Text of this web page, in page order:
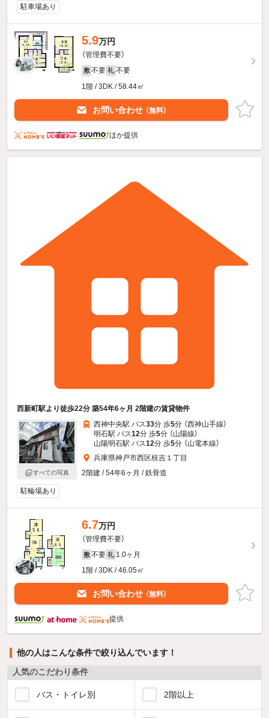
駐車場あり
5.9万円
（管理費不要）
敷 不要 礼 不要
1階 / 3DK / 58.44㎡
お問い合わせ （無料）
ほか提供
西新町駅より徒歩22分 築54年6ヶ月 2階建の賃貸物件
すべての写真
西神中央駅 バス33分 歩5分 （西神山手線）
明石駅 バス12分 歩5分 （山陽線）
山陽明石駅 バス12分 歩5分 （山電本線）
兵庫県神戸市西区枝吉１丁目
2階建 / 54年6ヶ月 / 鉄骨造
駐輪場あり
6.7万円
（管理費不要）
敷 不要 礼 1.0ヶ月
1階 / 3DK / 46.05㎡
お問い合わせ （無料）
提供
他の人はこんな条件で絞り込んでいます！
人気のこだわり条件
バス・トイレ別 2階以上